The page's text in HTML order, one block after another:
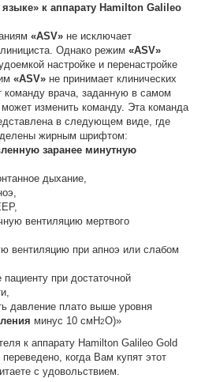
к аппарату Hamilton Galileo
«ASV» не исключает
Однако режим «ASV»
настройке и перенастройке
«ASV» не принимает клинических
команду врача, заданную в самом
изменить команду. Эта команда
в следующем виде, где
жирным шрифтом:
заранее минутную
дыхание,
вентиляцию мертвого
вентиляцию при апноэ или слабом
при достаточной
давление плато выше уровня
минус 10 смH2O)»
к аппарату Hamilton Galileo Gold
когда Вам купят этот
с удовольствием.